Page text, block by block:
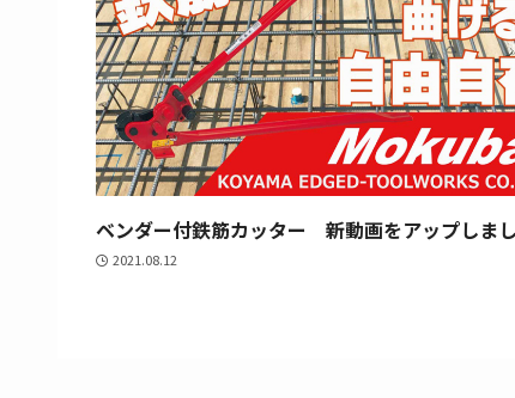
ベンダー付鉄筋カッター 新動画をアップしま
2021.08.12